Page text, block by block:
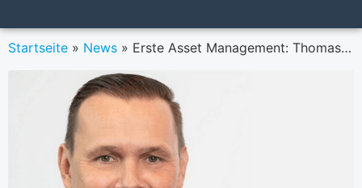
Startseite » News » Erste Asset Management: Thomas Kraus neues Mitglied der Geschäftsführung